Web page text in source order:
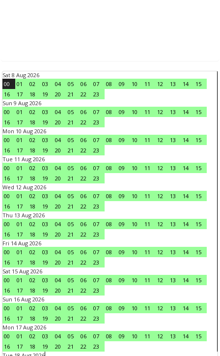
Sat 8 Aug 2026
00
01 02 03 04 05 06 07 08 09 10 11 12 13 14
15
16
17 18 19 20 21 22
23
Sun 9 Aug 2026
00
01 02 03 04 05 06 07 08 09 10 11 12 13 14
15
16
17 18 19 20 21 22
23
Mon 10 Aug 2026
00
01 02 03 04 05 06 07 08 09 10 11 12 13 14
15
16
17 18 19 20 21 22
23
Tue 11 Aug 2026
00
01 02 03 04 05 06 07 08 09 10 11 12 13 14
15
16
17 18 19 20 21 22
23
Wed 12 Aug 2026
00
01 02 03 04 05 06 07 08 09 10 11 12 13 14
15
16
17 18 19 20 21 22
23
Thu 13 Aug 2026
00
01 02 03 04 05 06 07 08 09 10 11 12 13 14
15
16
17 18 19 20 21 22
23
Fri 14 Aug 2026
00
01 02 03 04 05 06 07 08 09 10 11 12 13 14
15
16
17 18 19 20 21 22
23
Sat 15 Aug 2026
00
01 02 03 04 05 06 07 08 09 10 11 12 13 14
15
16
17 18 19 20 21 22
23
Sun 16 Aug 2026
00
01 02 03 04 05 06 07 08 09 10 11 12 13 14
15
16
17 18 19 20 21 22
23
Mon 17 Aug 2026
00
01 02 03 04 05 06 07 08 09 10 11 12 13 14
15
16
17 18 19 20 21 22
23